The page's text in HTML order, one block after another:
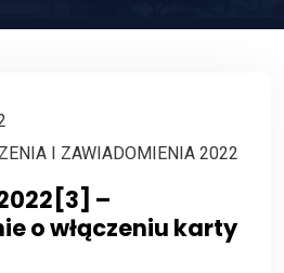
I ZAWIADOMIENIA 2022
–
o włączeniu karty